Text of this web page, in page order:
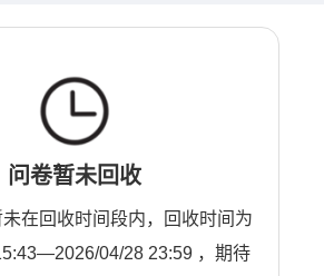
问卷暂未回收
在回收时间段内，回收时间为
04/28 23:59 ，期待